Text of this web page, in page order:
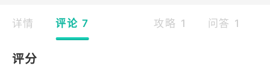
详情 评论 7 攻略 1 问答 1
评分